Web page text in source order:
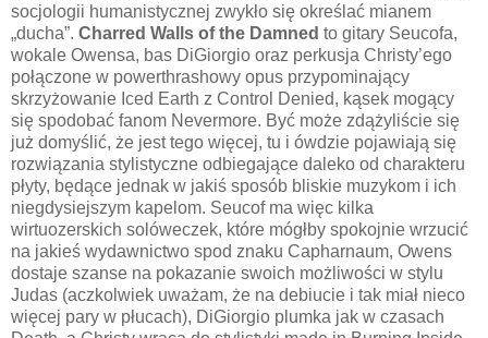
socjologii humanistycznej zwykło się określać mianem
„ducha”. Charred Walls of the Damned to gitary Seucofa,
wokale Owensa, bas DiGiorgio oraz perkusja Christy’ego
połączone w powerthrashowy opus przypominający
skrzyżowanie Iced Earth z Control Denied, kąsek mogący
się spodobać fanom Nevermore. Być może zdążyliście się
już domyślić, że jest tego więcej, tu i ówdzie pojawiają się
rozwiązania stylistyczne odbiegające daleko od charakteru
płyty, będące jednak w jakiś sposób bliskie muzykom i ich
niegdysiejszym kapelom. Seucof ma więc kilka
wirtuozerskich solóweczek, które mógłby spokojnie wrzucić
na jakieś wydawnictwo spod znaku Capharnaum, Owens
dostaje szanse na pokazanie swoich możliwości w stylu
Judas (aczkolwiek uważam, że na debiucie i tak miał nieco
więcej pary w płucach), DiGiorgio plumka jak w czasach